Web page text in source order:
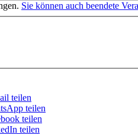
Sie können auch beendete
teilen
teilen
teilen
teilen